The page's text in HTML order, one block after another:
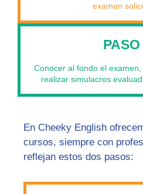
examen
PASO
Conocer al fondo el
realizar simulacros
En Cheeky English
cursos, siempre con
reflejan estos dos pasos: